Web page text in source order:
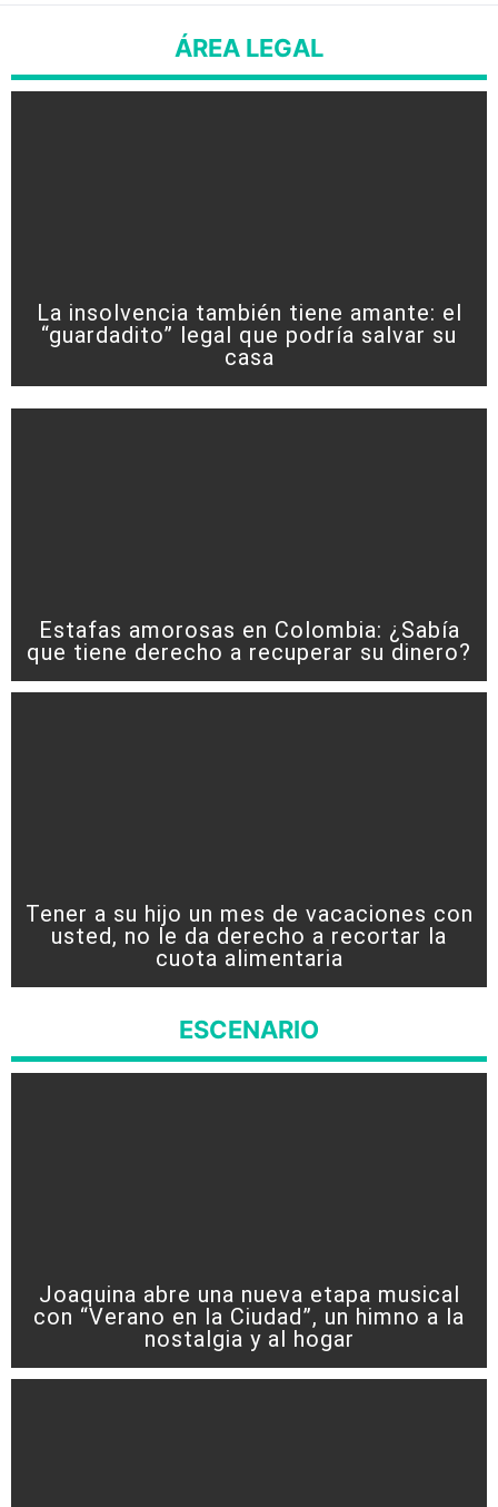
ÁREA LEGAL
La insolvencia también tiene amante: el
“guardadito” legal que podría salvar su
casa
Estafas amorosas en Colombia: ¿Sabía
que tiene derecho a recuperar su dinero?
Tener a su hijo un mes de vacaciones con
usted, no le da derecho a recortar la
cuota alimentaria
ESCENARIO
Joaquina abre una nueva etapa musical
con “Verano en la Ciudad”, un himno a la
nostalgia y al hogar